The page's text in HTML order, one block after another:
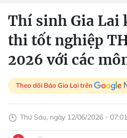
Thí sinh Gia Lai
thi tốt nghiệp
2026 với các
Theo dõi Báo Gia Lai trên
Thứ Sáu, ngày 12/06/2026 - 07:01